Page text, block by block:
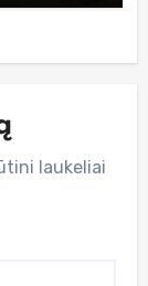
laukeliai